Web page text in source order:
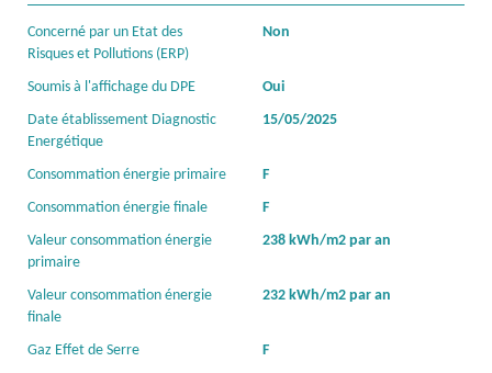
Concerné par un Etat des
Risques et Pollutions (ERP)
Non
Soumis à l'affichage du DPE
Oui
Date établissement Diagnostic
Energétique
15/05/2025
Consommation énergie primaire
F
Consommation énergie finale
F
Valeur consommation énergie
primaire
238 kWh/m2 par an
Valeur consommation énergie
finale
232 kWh/m2 par an
Gaz Effet de Serre
F